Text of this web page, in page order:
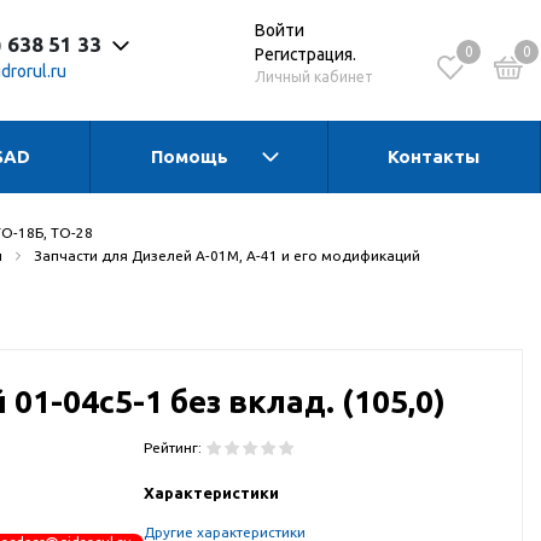
638 51 33
17:30 Пн-Чт
Войти
Регистрация.
Личный кабинет
0 0
Помощь Контакты
18Б, ТО-28
Запчасти для Дизелей А-01М, А-41 и его модификаций
04с5-1 без вклад. (105,0)
Характеристики
Другие характеристики
Рейтинг: